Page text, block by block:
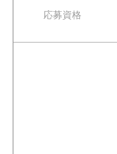
応募資格